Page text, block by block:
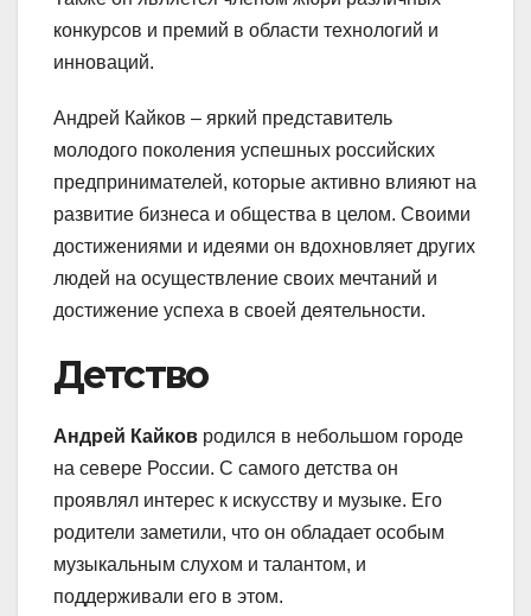
конкурсов и премий в области технологий и
инноваций.
Андрей Кайков – яркий представитель
молодого поколения успешных российских
предпринимателей, которые активно влияют на
развитие бизнеса и общества в целом. Своими
достижениями и идеями он вдохновляет других
людей на осуществление своих мечтаний и
достижение успеха в своей деятельности.
Детство
Андрей Кайков родился в небольшом городе
на севере России. С самого детства он
проявлял интерес к искусству и музыке. Его
родители заметили, что он обладает особым
музыкальным слухом и талантом, и
поддерживали его в этом.